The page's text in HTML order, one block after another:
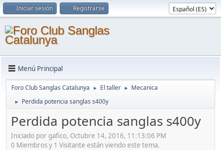
Iniciar sesión Registrarse
Menú Principal
Foro Club Sanglas Catalunya ► El taller ► Mecanica
► Perdida potencia sanglas s400y
Perdida potencia sanglas s400y
Iniciado por gafico, Octubre 14, 2016, 11:13:06 PM
0 Miembros y 1 Visitante están viendo este tema.